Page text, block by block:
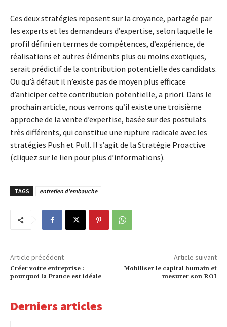
Ces deux stratégies reposent sur la croyance, partagée par
les experts et les demandeurs d’expertise, selon laquelle le
profil défini en termes de compétences, d’expérience, de
réalisations et autres éléments plus ou moins exotiques,
serait prédictif de la contribution potentielle des candidats.
Ou qu’à défaut il n’existe pas de moyen plus efficace
d’anticiper cette contribution potentielle, a priori. Dans le
prochain article, nous verrons qu’il existe une troisième
approche de la vente d’expertise, basée sur des postulats
très différents, qui constitue une rupture radicale avec les
stratégies Push et Pull. Il s’agit de la Stratégie Proactive
(cliquez sur le lien pour plus d’informations).
TAGS entretien d'embauche
Article précédent
Créer votre entreprise :
pourquoi la France est idéale
Article suivant
Mobiliser le capital humain et
mesurer son ROI
Derniers articles